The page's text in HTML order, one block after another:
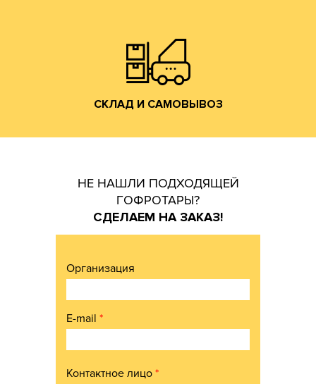
СКЛАД И САМОВЫВОЗ
СКЛАД И САМОВЫВОЗ
НЕ НАШЛИ ПОДХОДЯЩЕЙ
ГОФРОТАРЫ?
СДЕЛАЕМ НА ЗАКАЗ!
Организация
E-mail *
Контактное лицо *